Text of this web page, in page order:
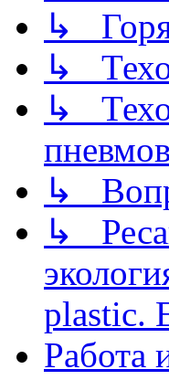
↳
↳
↳
↳
↳
plastic.
Работа